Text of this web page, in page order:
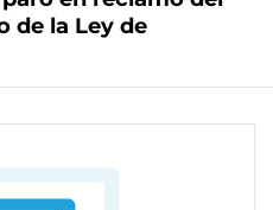
de la Ley de